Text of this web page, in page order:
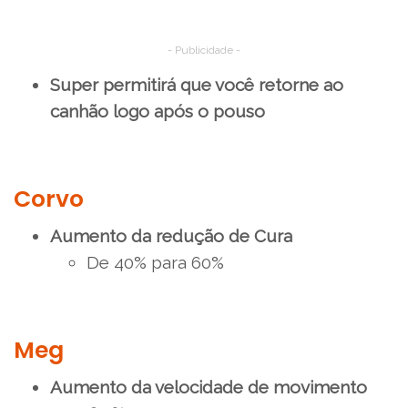
- Publicidade -
Super permitirá que você retorne ao
canhão logo após o pouso
Corvo
Aumento da redução de Cura
De 40% para 60%
Meg
Aumento da velocidade de movimento